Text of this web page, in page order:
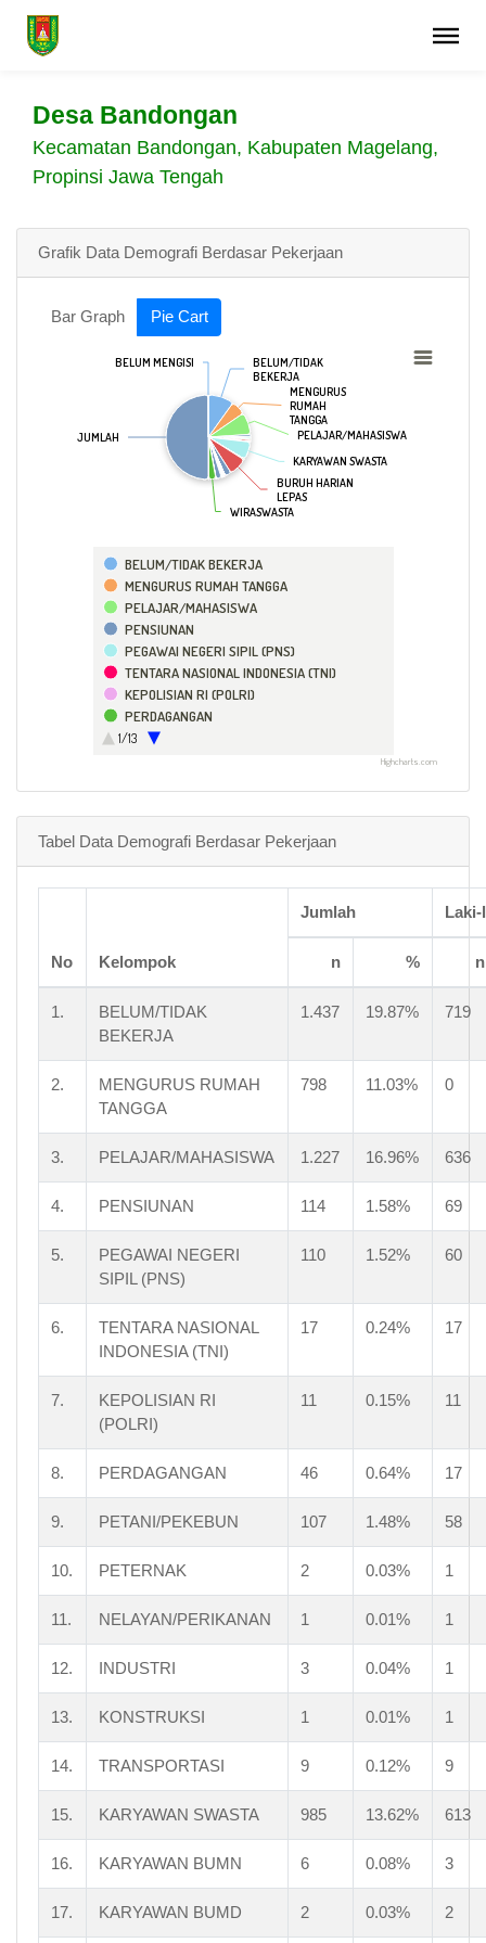
Desa Bandongan
Kecamatan Bandongan, Kabupaten Magelang,
Propinsi Jawa Tengah
Grafik Data Demografi Berdasar Pekerjaan
Bar Graph Pie Cart
BELUM/TIDAK
BEKERJA
BELUM/TIDAK
BEKERJA
MENGURUS
RUMAH
TANGGA
MENGURUS
RUMAH
TANGGA
PELAJAR/MAHASISWA
PELAJAR/MAHASISWA
KARYAWAN SWASTA
KARYAWAN SWASTA
BURUH HARIAN
LEPAS
BURUH HARIAN
LEPAS
WIRASWASTA
WIRASWASTA
JUMLAH
JUMLAH
BELUM MENGISI
BELUM MENGISI
BELUM/TIDAK BEKERJA
MENGURUS RUMAH TANGGA
PELAJAR/MAHASISWA
PENSIUNAN
PEGAWAI NEGERI SIPIL (PNS)
TENTARA NASIONAL INDONESIA (TNI)
KEPOLISIAN RI (POLRI)
PERDAGANGAN
PETANI/PEKEBUN
TRANSPORTASI
KARYAWAN SWASTA
KARYAWAN BUMN
BURUH HARIAN LEPAS
BURUH TANI/PERKEBUNAN
BURUH PETERNAKAN
PEMBANTU RUMAH TANGGA
TUKANG CUKUR
TUKANG LISTRIK
TUKANG BATU
TUKANG SOL SEPATU
TUKANG GIGI
PENATA BUSANA
PENATA RAMBUT
MEKANIK
SENIMAN
TABIB
PENTERJEMAH
IMAM MASJID
PENDETA
PASTOR
WARTAWAN
USTADZ/MUBALIGH
PROMOTOR ACARA
ANGGOTA BPK
PRESIDEN
WAKIL PRESIDEN
ANGGOTA MAHKAMAH KONSTITUSI
ANGGOTA KABINET KEMENTERIAN
GUBERNUR
WAKIL BUPATI
WALIKOTA
WAKIL WALIKOTA
ANGGOTA DPRD PROVINSI
ANGGOTA DPRD KABUPATEN/KOTA
1/13
Highcharts.com
Tabel Data Demografi Berdasar Pekerjaan
No Kelompok
Jumlah Laki-
n % n
1.
BELUM/TIDAK
BEKERJA
1.437 19.87% 719
2.
MENGURUS RUMAH
TANGGA
798 11.03% 0
3. PELAJAR/MAHASISWA 1.227 16.96% 636
4. PENSIUNAN 114 1.58% 69
5.
PEGAWAI NEGERI
SIPIL (PNS)
110 1.52% 60
6.
TENTARA NASIONAL
INDONESIA (TNI)
17 0.24% 17
7.
KEPOLISIAN RI
(POLRI)
11 0.15% 11
8. PERDAGANGAN 46 0.64% 17
9. PETANI/PEKEBUN 107 1.48% 58
10. PETERNAK 2 0.03% 1
11. NELAYAN/PERIKANAN 1 0.01% 1
12. INDUSTRI 3 0.04% 1
13. KONSTRUKSI 1 0.01% 1
14. TRANSPORTASI 9 0.12% 9
15. KARYAWAN SWASTA 985 13.62% 613
16. KARYAWAN BUMN 6 0.08% 3
17. KARYAWAN BUMD 2 0.03% 2